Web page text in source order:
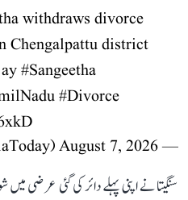
withdraws divorce
district
#Sangeetha
#Divorce
— IndiaToday (@IndiaToday)
August 7, 2026
سنگیتا نے اپنی پہلے دائر کی گئی عرضی